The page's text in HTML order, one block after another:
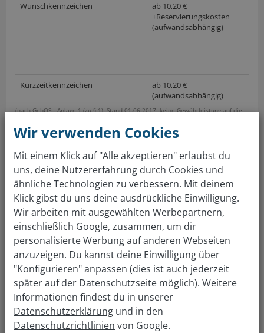
Wunschkennzeichen
ab 10,20 €
+Reservierungskosten
(aufwandsabhängig)
Kurzzeitkennzeichen
ab 10,20 €
(aufwandsabhängig)
(nach GebOSt, Anlage 1 (zu § 1), Stand 01.06.2017; keine Gewährleistung auf die
Gratis Autowert berechnen
Über 4 Mio Kunden sind überzeugt. Auto bewerten &
verkaufen: so einfach wie nie!
KFZ Zulassungsstelle
Vaihingen (Enz)
Adresse Führerscheinstelle:
Führerscheinstelle Vaihingen (Enz)
Franckstraße 20
Wir verwenden Cookies
Mit einem Klick auf "Alle akzeptieren" erlaubst du
uns, deine Nutzererfahrung durch Cookies und
ähnliche Technologien zu verbessern. Mit deinem
Klick gibst du uns deine ausdrückliche Einwilligung.
Wir arbeiten mit ausgewählten Werbepartnern,
einschließlich Google, zusammen, um dir
personalisierte Werbung auf anderen Webseiten
anzuzeigen. Du kannst deine Einwilligung über
"Konfigurieren" anpassen (dies ist auch jederzeit
später auf der Datenschutzseite möglich). Weitere
Informationen findest du in unserer
Datenschutzerklärung und in den
Datenschutzrichtlinien von Google.